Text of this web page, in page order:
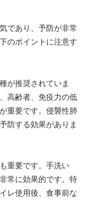
であり、予防が非常
のポイントに注意す
が推奨されていま
高齢者、免疫力の低
重要です。侵襲性肺
防する効果がありま
重要です。手洗い
常に効果的です。特
レ使用後、食事前な